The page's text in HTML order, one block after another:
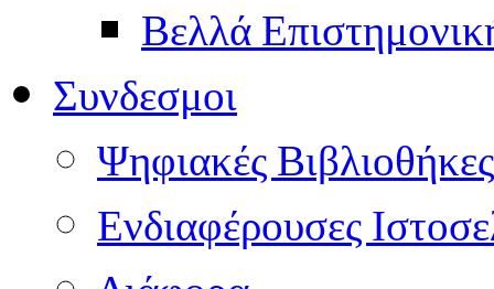
Βελλά
Συνδεσμοι
Ψηφιακές Βιβλιοθήκες
Ενδιαφέρουσες